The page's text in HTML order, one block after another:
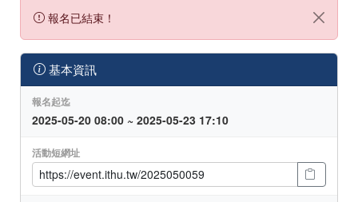
報名已結束！
基本資訊
報名起迄
2025-05-20 08:00 ~ 2025-05-23 17:10
活動短網址